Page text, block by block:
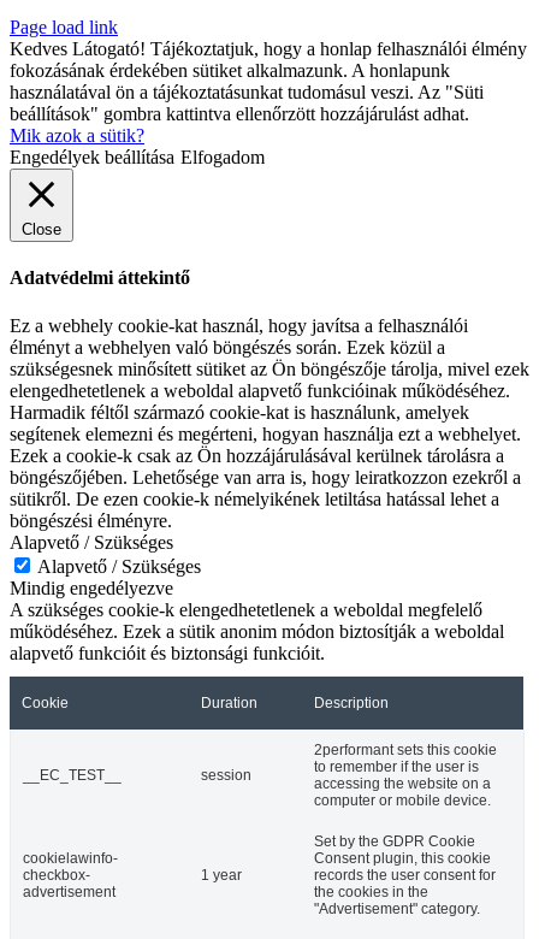
Page load link
Kedves Látogató! Tájékoztatjuk, hogy a honlap felhasználói élmény
fokozásának érdekében sütiket alkalmazunk. A honlapunk
használatával ön a tájékoztatásunkat tudomásul veszi. Az "Süti
beállítások" gombra kattintva ellenőrzött hozzájárulást adhat.
Mik azok a sütik?
Engedélyek beállítása Elfogadom
Close
Adatvédelmi áttekintő
Ez a webhely cookie-kat használ, hogy javítsa a felhasználói
élményt a webhelyen való böngészés során. Ezek közül a
szükségesnek minősített sütiket az Ön böngészője tárolja, mivel ezek
elengedhetetlenek a weboldal alapvető funkcióinak működéséhez.
Harmadik féltől származó cookie-kat is használunk, amelyek
segítenek elemezni és megérteni, hogyan használja ezt a webhelyet.
Ezek a cookie-k csak az Ön hozzájárulásával kerülnek tárolásra a
böngészőjében. Lehetősége van arra is, hogy leiratkozzon ezekről a
sütikről. De ezen cookie-k némelyikének letiltása hatással lehet a
böngészési élményre.
Alapvető / Szükséges
Alapvető / Szükséges
Mindig engedélyezve
A szükséges cookie-k elengedhetetlenek a weboldal megfelelő
működéséhez. Ezek a sütik anonim módon biztosítják a weboldal
alapvető funkcióit és biztonsági funkcióit.
Cookie Duration Description
__EC_TEST__ session
2performant sets this cookie
to remember if the user is
accessing the website on a
computer or mobile device.
cookielawinfo-
checkbox-
advertisement
1 year
Set by the GDPR Cookie
Consent plugin, this cookie
records the user consent for
the cookies in the
"Advertisement" category.